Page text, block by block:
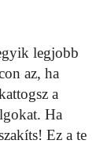
legjobb
az, ha
a
Ha
Ez a te